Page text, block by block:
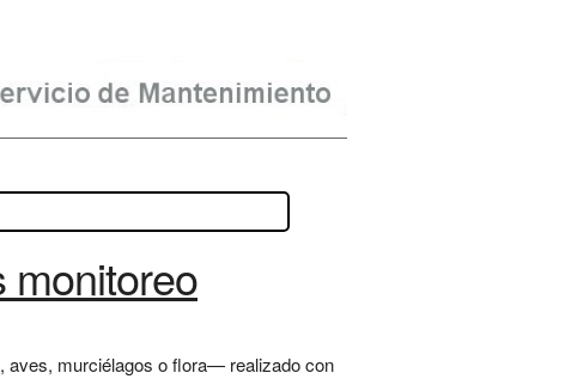
monitoreo
aves, murciélagos o flora— realizado con